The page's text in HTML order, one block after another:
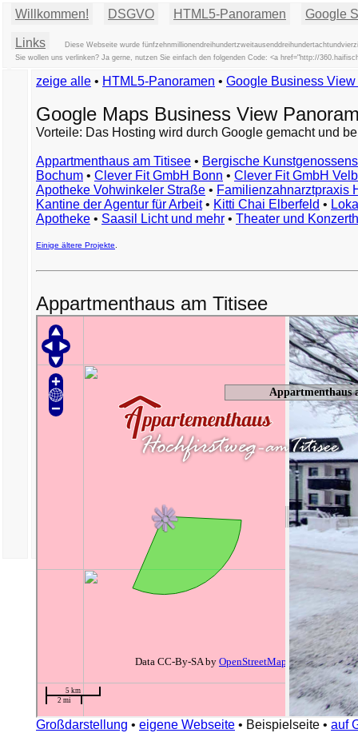
Willkommen! DSGVO HTML5-Panoramen Google
Links
Diese Webseite wurde
Sie wollen uns verlinken? Ja gerne, nutzen Sie einfach den folgenden Code: <a href="http://
zeige alle • HTML5-Panoramen • Google Business
Google Maps Business View
Vorteile: Das Hosting wird durch Google gemacht und
Appartmenthaus am Titisee • Bergische
Bochum • Clever Fit GmbH Bonn • Clever Fit GmbH
Apotheke Vohwinkeler Straße • Familienzahnarztpraxis
Kantine der Agentur für Arbeit• Kitti Chai Elberfeld •
Apotheke • Saasil Licht und mehr • Theater und
Einige ältere Projekte
Appartmenthaus am Titisee
Großdarstellung • eigene Webseite • Beispielseite • auf